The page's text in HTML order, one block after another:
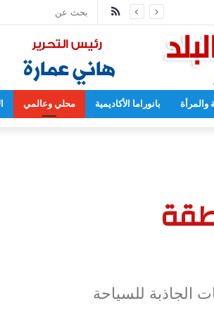
ملخص
الموقع
RSS
والمرأة بانوراما الأكاديمية محلي وعالمي
الجاذبة للسياحة